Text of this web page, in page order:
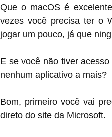
Que o macOS é
vezes você precisa ter o
jogar um pouco, já que
E se você não tiver
nenhum aplicativo a mais?
Bom, primeiro você vai
direto do site da Microsoft.